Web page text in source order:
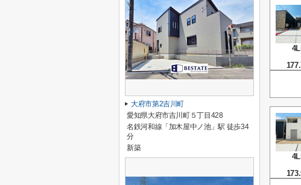
大府市第2吉川町
愛知県大府市吉川町５丁目428
名鉄河和線「加木屋中ノ池」駅 徒歩34
分
新築